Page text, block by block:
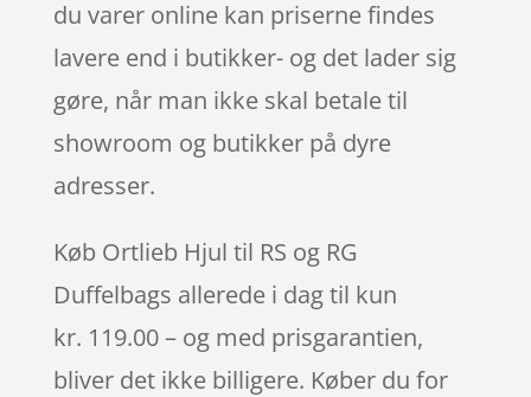
du varer online kan priserne findes
lavere end i butikker- og det lader sig
gøre, når man ikke skal betale til
showroom og butikker på dyre
adresser.
Køb Ortlieb Hjul til RS og RG
Duffelbags allerede i dag til kun
kr. 119.00 – og med prisgarantien,
bliver det ikke billigere. Køber du for